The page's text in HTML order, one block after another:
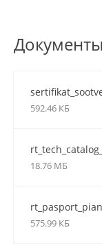
Документы
592.46 КБ
18.76 МБ
575.99 КБ